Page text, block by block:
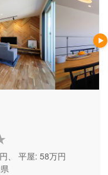
、 平屋: 58万円